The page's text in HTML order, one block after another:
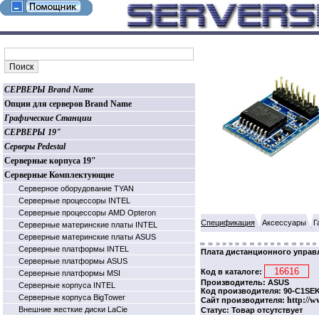
СЕРВЕРЫ Brand Name
Опции для серверов Brand Name
Графические Станции
СЕРВЕРЫ 19"
Серверы Pedestal
Серверные корпуса 19"
Серверные Комплектующие
Серверное оборудование TYAN
Серверные процессоры INTEL
Серверные процессоры AMD Opteron
Серверные материнские платы INTEL
Серверные материнские платы ASUS
Серверные платформы INTEL
Серверные платформы ASUS
Серверные платформы MSI
Серверные корпуса INTEL
Серверные корпуса BigTower
Внешние жесткие диски LaCie
Спецификация Аксессуары
Плата дистанционного
Код в каталоге:
Производитель: ASUS
Код производителя: 90-
Сайт производителя: http://
Статус: Товар отсутствует